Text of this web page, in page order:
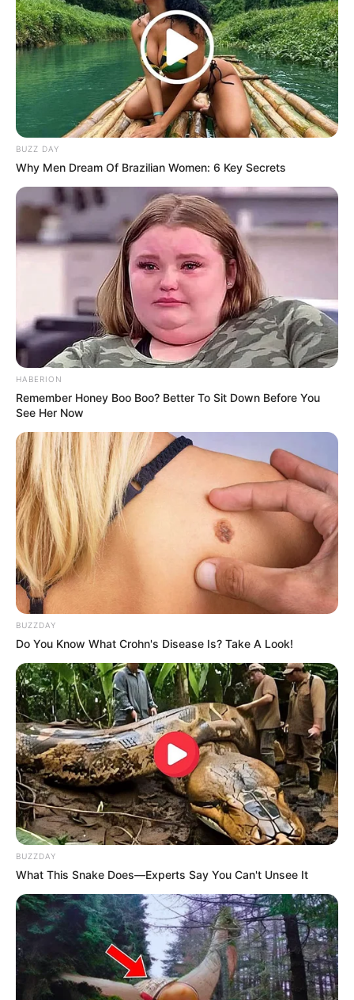
Berapa Kekayaannya?
Kekayaan bersihnya sekitar 500 ribu-1 juta dollar atau 8 miliar-16
miliar rupiah.
Apa kewarganegaraannya?
Kewarganegaraannya adalah Amerika Serikat.
TIKTOKER
BUZZ DAY
Why Men Dream Of Brazilian Women: 6 Key Secrets
HABERION
Remember Honey Boo Boo? Better To Sit Down Before You
See Her Now
BUZZDAY
Do You Know What Crohn's Disease Is? Take A Look!
BUZZDAY
What This Snake Does—Experts Say You Can't Unsee It